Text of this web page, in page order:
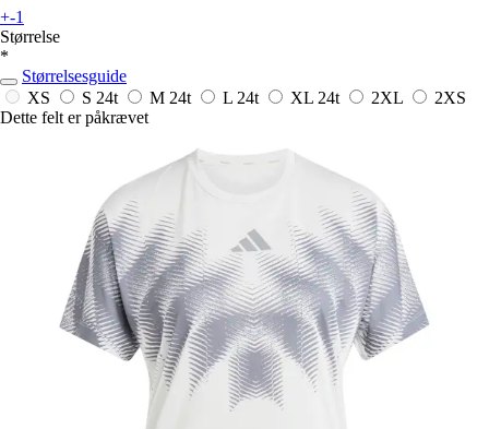
+-1
Størrelse
*
Størrelsesguide
XS
S 24t M 24t L 24t XL 24t 2XL
2XS
Dette felt er påkrævet